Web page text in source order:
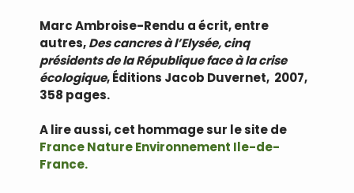
Marc Ambroise-Rendu a écrit, entre
autres,Des cancres à l’Elysée, cinq
présidents de la République face à la crise
écologique, Éditions Jacob Duvernet, 2007,
358 pages.
A lire aussi, cet hommage sur le site de
France Nature Environnement Ile-de-
France.